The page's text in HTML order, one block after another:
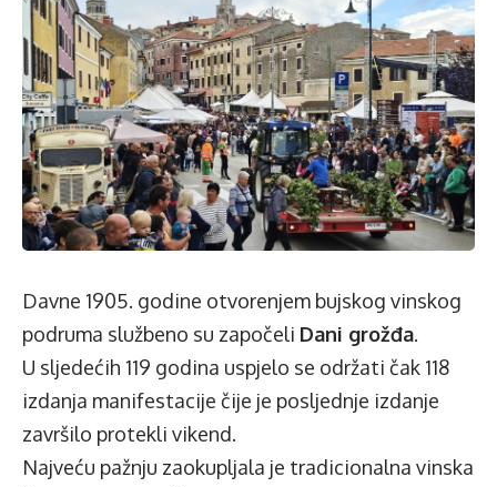
Davne 1905. godine otvorenjem bujskog vinskog
podruma službeno su započeli Dani grožđa.
U sljedećih 119 godina uspjelo se održati čak 118
izdanja manifestacije čije je posljednje izdanje
završilo protekli vikend.
Najveću pažnju zaokupljala je tradicionalna vinska